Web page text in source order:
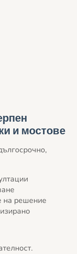
и мостове
на решение